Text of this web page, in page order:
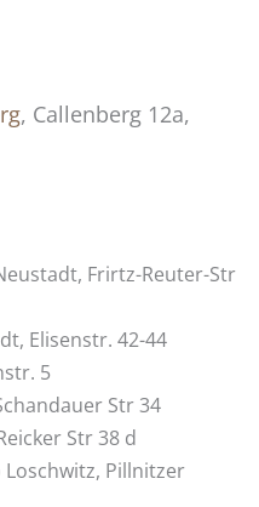
, Callenberg 12a,
Frirtz-Reuter-Str
Elisenstr. 42-44
5
Str 34
Str 38 d
Loschwitz, Pillnitzer